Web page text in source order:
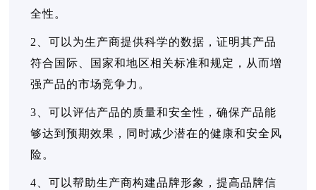
全性。
2、可以为生产商提供科学的数据，证明其产品
符合国际、国家和地区相关标准和规定，从而增
强产品的市场竞争力。
3、可以评估产品的质量和安全性，确保产品能
够达到预期效果，同时减少潜在的健康和安全风
险。
4、可以帮助生产商构建品牌形象，提高品牌信